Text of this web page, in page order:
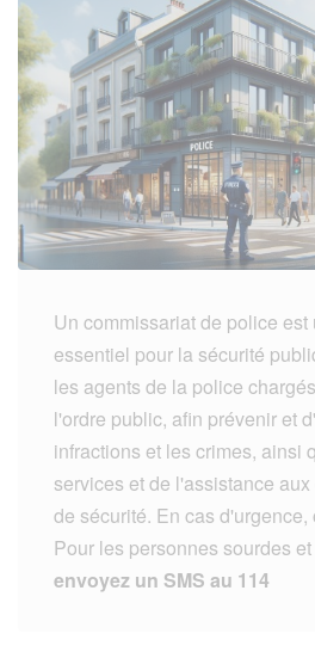
Un commissariat de police
essentiel pour la sécurité
les agents de la police
l'ordre public, afin prévenir et
infractions et les crimes, ainsi
services et de l'assistance
de sécurité. En cas d'urgence,
Pour les personnes sourdes
envoyez un SMS au 114